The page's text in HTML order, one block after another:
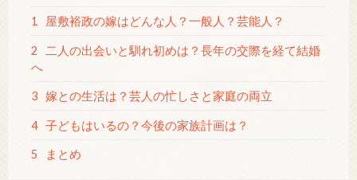
1 屋敷裕政の嫁はどんな人？一般人？芸能人？
2
二人の出会いと馴れ初めは？長年の交際を経て結婚
へ
3 嫁との生活は？芸人の忙しさと家庭の両立
4 子どもはいるの？今後の家族計画は？
5 まとめ